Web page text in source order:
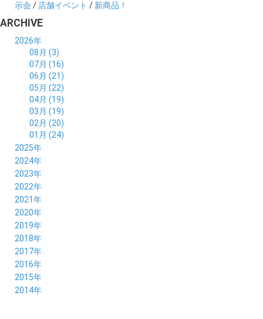
示会 / 店舗イベント / 新商品！
ARCHIVE
2026年
08月 (3)
07月 (16)
06月 (21)
05月 (22)
04月 (19)
03月 (19)
02月 (20)
01月 (24)
2025年
12月 (14)
11月 (17)
10月 (21)
09月 (20)
08月 (20)
07月 (18)
06月 (22)
05月 (21)
04月 (19)
03月 (19)
02月 (19)
01月 (21)
2024年
12月 (19)
11月 (21)
10月 (23)
09月 (23)
08月 (20)
07月 (21)
06月 (22)
05月 (18)
04月 (26)
03月 (23)
02月 (29)
2023年
12月 (19)
11月 (19)
10月 (20)
09月 (22)
08月 (24)
07月 (26)
06月 (25)
05月 (28)
04月 (26)
03月 (30)
2022年
12月 (36)
11月 (16)
10月 (22)
09月 (20)
08月 (18)
07月 (21)
06月 (23)
05月 (25)
04月 (20)
2021年
12月 (18)
11月 (19)
10月 (20)
09月 (24)
08月 (35)
07月 (17)
06月 (25)
05月 (31)
2020年
12月 (19)
11月 (23)
10月 (24)
09月 (29)
08月 (26)
07月 (25)
06月 (21)
2019年
12月 (26)
11月 (21)
10月 (26)
09月 (26)
08月 (31)
07月 (22)
2018年
12月 (22)
11月 (28)
10月 (23)
09月 (27)
08月 (24)
2017年
12月 (20)
11月 (22)
10月 (21)
2016年
12月 (26)
11月 (21)
2015年
12月 (36)
2014年